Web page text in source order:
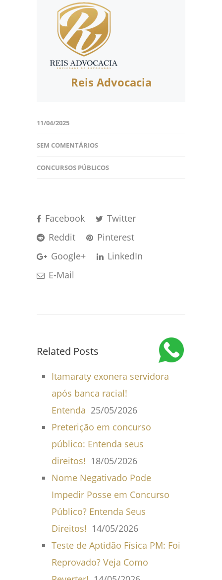
Reis Advocacia
11/04/2025
SEM COMENTÁRIOS
CONCURSOS PÚBLICOS
Facebook
Twitter
Reddit
Pinterest
Google+
LinkedIn
E-Mail
Related Posts
Itamaraty exonera servidora
após banca racial!
Entenda 25/05/2026
Preterição em concurso
público: Entenda seus
direitos! 18/05/2026
Nome Negativado Pode
Impedir Posse em Concurso
Público? Entenda Seus
Direitos! 14/05/2026
Teste de Aptidão Física PM: Foi
Reprovado? Veja Como